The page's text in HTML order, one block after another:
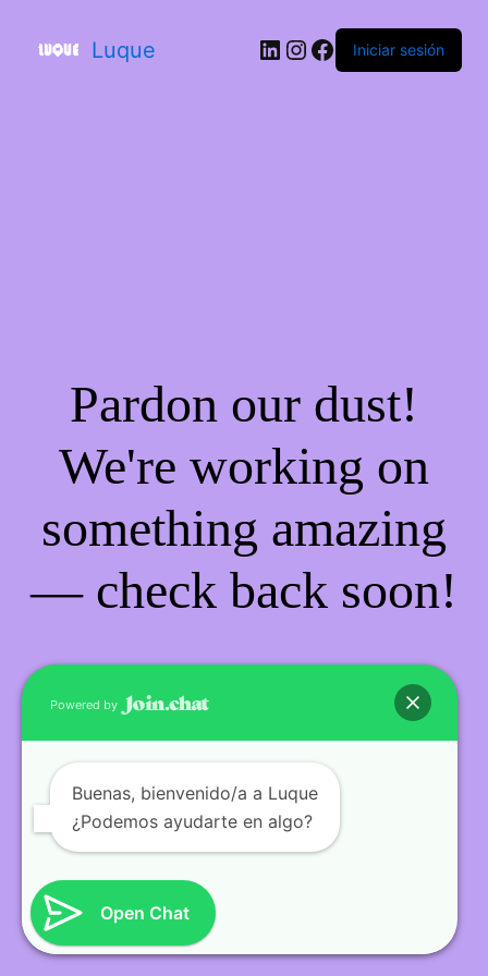
Luque Iniciar sesión
Pardon our dust!
We're working on
something amazing
— check back soon!
Powered by
Buenas, bienvenido/a a Luque
¿Podemos ayudarte en algo?
Open Chat